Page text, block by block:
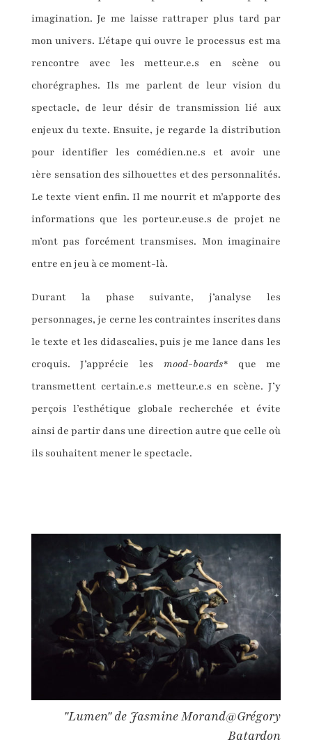
imagination. Je me laisse rattraper plus tard par
mon univers. L’étape qui ouvre le processus est ma
rencontre avec les metteur.e.s en scène ou
chorégraphes. Ils me parlent de leur vision du
spectacle, de leur désir de transmission lié aux
enjeux du texte. Ensuite, je regarde la distribution
pour identifier les comédien.ne.s et avoir une
1ère sensation des silhouettes et des personnalités.
Le texte vient enfin. Il me nourrit et m’apporte des
informations que les porteur.euse.s de projet ne
m’ont pas forcément transmises. Mon imaginaire
entre en jeu à ce moment-là.
Durant la phase suivante, j’analyse les
personnages, je cerne les contraintes inscrites dans
le texte et les didascalies, puis je me lance dans les
croquis. J’apprécie les mood-boards* que me
transmettent certain.e.s metteur.e.s en scène. J’y
perçois l’esthétique globale recherchée et évite
ainsi de partir dans une direction autre que celle où
ils souhaitent mener le spectacle.
"Lumen" de Jasmine Morand@Grégory
Batardon